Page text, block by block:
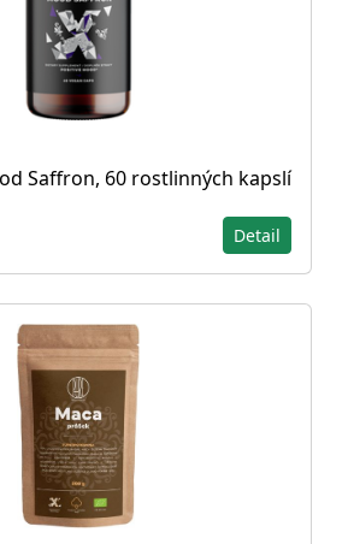
Saffron, 60 rostlinných kapslí
Detail